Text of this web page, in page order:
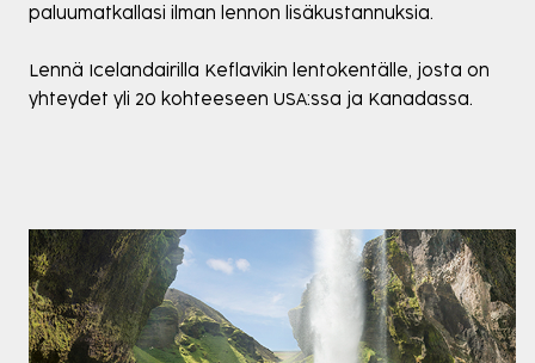
paluumatkallasi ilman lennon lisäkustannuksia.
Lennä Icelandairilla Keflavikin lentokentälle, josta on
yhteydet yli 20 kohteeseen USA:ssa ja Kanadassa.